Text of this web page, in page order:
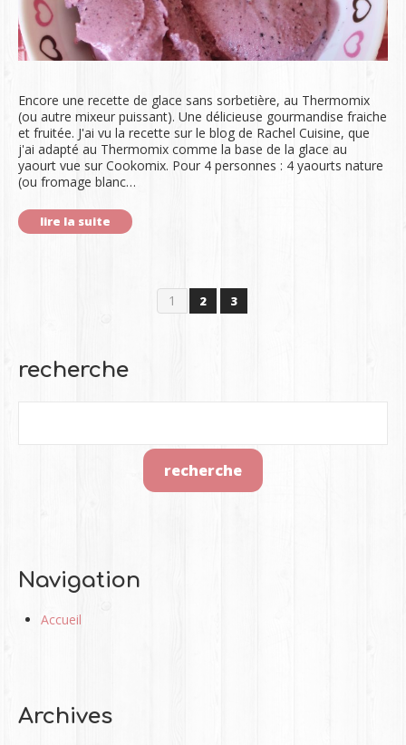
Encore une recette de glace sans sorbetière, au Thermomix
(ou autre mixeur puissant). Une délicieuse gourmandise fraiche
et fruitée. J'ai vu la recette sur le blog de Rachel Cuisine, que
j'ai adapté au Thermomix comme la base de la glace au
yaourt vue sur Cookomix. Pour 4 personnes : 4 yaourts nature
(ou fromage blanc…
lire la suite
1 2 3
recherche
Navigation
Accueil
Archives